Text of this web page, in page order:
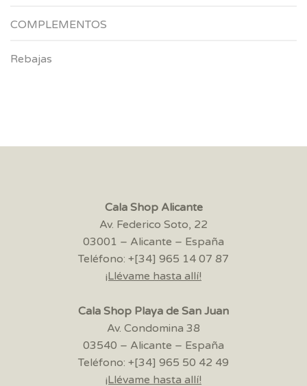
COMPLEMENTOS
Rebajas
Cala Shop Alicante
Av. Federico Soto, 22
03001 – Alicante – España
Teléfono: +[34] 965 14 07 87
¡Llévame hasta allí!
Cala Shop Playa de San Juan
Av. Condomina 38
03540 – Alicante – España
Teléfono: +[34] 965 50 42 49
¡Llévame hasta allí!